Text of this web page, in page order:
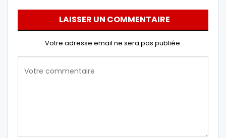
LAISSER UN COMMENTAIRE
Votre adresse email ne sera pas publiée.